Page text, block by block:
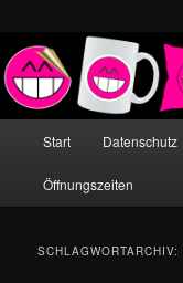
Start Datenschutz
Öffnungszeiten
SCHLAGWORTARCHIV: